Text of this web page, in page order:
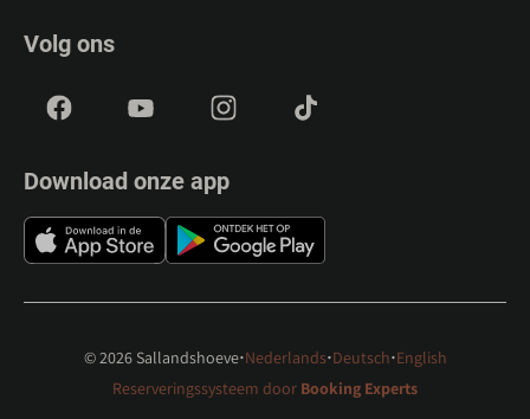
Volg ons
Download onze app
© 2026 Sallandshoeve·Nederlands·Deutsch·English
Reserveringssysteem door Booking Experts